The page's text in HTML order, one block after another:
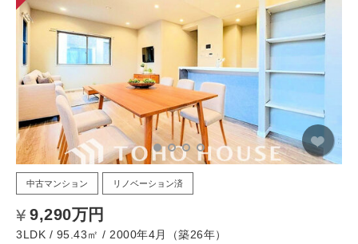
中古マンション リノベーション済
9,290万円
3LDK / 95.43㎡ / 2000年4月（築26年）